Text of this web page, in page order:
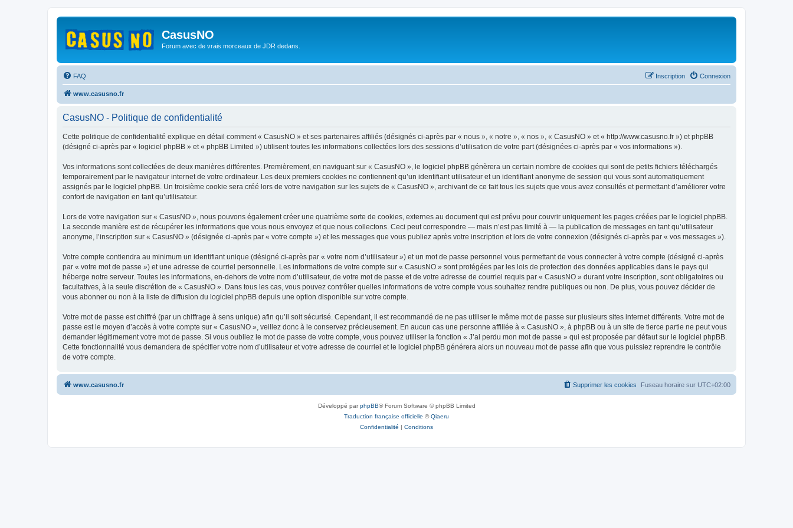
CasusNO
Forum avec de vrais morceaux de JDR dedans.
FAQ Connexion
Inscription
www.casusno.fr
CasusNO - Politique de confidentialité
Cette politique de confidentialité explique en détail comment « CasusNO » et ses partenaires affiliés (désignés ci-après par « nous », « notre », « nos », « CasusNO » et « http://www.casusno.fr ») et phpBB
(désigné ci-après par « logiciel phpBB » et « phpBB Limited ») utilisent toutes les informations collectées lors des sessions d’utilisation de votre part (désignées ci-après par « vos informations »).
Vos informations sont collectées de deux manières différentes. Premièrement, en naviguant sur « CasusNO », le logiciel phpBB génèrera un certain nombre de cookies qui sont de petits fichiers téléchargés
temporairement par le navigateur internet de votre ordinateur. Les deux premiers cookies ne contiennent qu’un identifiant utilisateur et un identifiant anonyme de session qui vous sont automatiquement
assignés par le logiciel phpBB. Un troisième cookie sera créé lors de votre navigation sur les sujets de « CasusNO », archivant de ce fait tous les sujets que vous avez consultés et permettant d’améliorer votre
confort de navigation en tant qu’utilisateur.
Lors de votre navigation sur « CasusNO », nous pouvons également créer une quatrième sorte de cookies, externes au document qui est prévu pour couvrir uniquement les pages créées par le logiciel phpBB.
La seconde manière est de récupérer les informations que vous nous envoyez et que nous collectons. Ceci peut correspondre — mais n’est pas limité à — la publication de messages en tant qu’utilisateur
anonyme, l’inscription sur « CasusNO » (désignée ci-après par « votre compte ») et les messages que vous publiez après votre inscription et lors de votre connexion (désignés ci-après par « vos messages »).
Votre compte contiendra au minimum un identifiant unique (désigné ci-après par « votre nom d’utilisateur ») et un mot de passe personnel vous permettant de vous connecter à votre compte (désigné ci-après
par « votre mot de passe ») et une adresse de courriel personnelle. Les informations de votre compte sur « CasusNO » sont protégées par les lois de protection des données applicables dans le pays qui
héberge notre serveur. Toutes les informations, en-dehors de votre nom d’utilisateur, de votre mot de passe et de votre adresse de courriel requis par « CasusNO » durant votre inscription, sont obligatoires ou
facultatives, à la seule discrétion de « CasusNO ». Dans tous les cas, vous pouvez contrôler quelles informations de votre compte vous souhaitez rendre publiques ou non. De plus, vous pouvez décider de
vous abonner ou non à la liste de diffusion du logiciel phpBB depuis une option disponible sur votre compte.
Votre mot de passe est chiffré (par un chiffrage à sens unique) afin qu’il soit sécurisé. Cependant, il est recommandé de ne pas utiliser le même mot de passe sur plusieurs sites internet différents. Votre mot de
passe est le moyen d’accès à votre compte sur « CasusNO », veillez donc à le conservez précieusement. En aucun cas une personne affiliée à « CasusNO », à phpBB ou à un site de tierce partie ne peut vous
demander légitimement votre mot de passe. Si vous oubliez le mot de passe de votre compte, vous pouvez utiliser la fonction « J’ai perdu mon mot de passe » qui est proposée par défaut sur le logiciel phpBB.
Cette fonctionnalité vous demandera de spécifier votre nom d’utilisateur et votre adresse de courriel et le logiciel phpBB générera alors un nouveau mot de passe afin que vous puissiez reprendre le contrôle
de votre compte.
www.casusno.fr Fuseau horaire sur UTC+02:00
Supprimer les cookies
Développé parphpBB® Forum Software © phpBB Limited
Traduction française officielle ©Qiaeru
Confidentialité | Conditions